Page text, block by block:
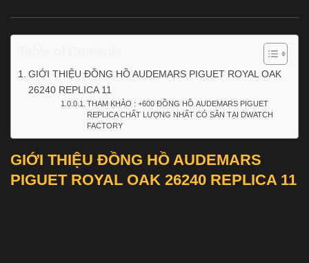
GIỚI THIỆU ĐỒNG HỒ AUDEMARS PIGUET ROYAL OAK
26240 REPLICA 11
THAM KHẢO : +600 ĐỒNG HỒ AUDEMARS PIGUET
REPLICA CHẤT LƯỢNG NHẤT CÓ SẴN TẠI DWATCH
FACTORY
GIỚI THIỆU ĐỒNG HỒ AUDEMARS
PIGUET ROYAL OAK 26240 REPLICA 11